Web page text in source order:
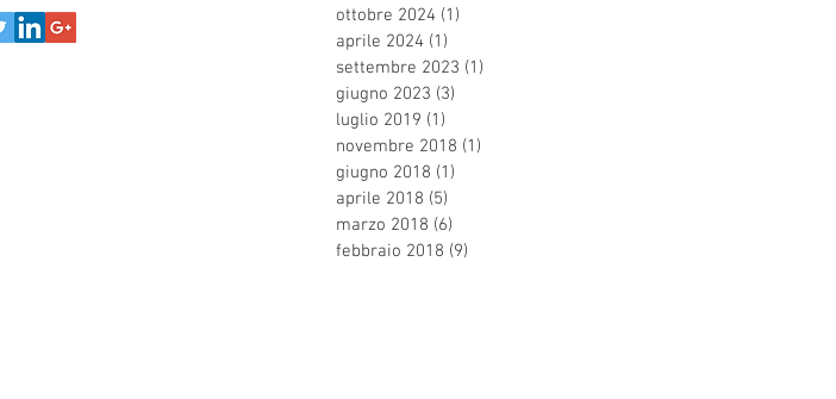
ottobre 2024 (1)
aprile 2024 (1)
settembre 2023 (1)
giugno 2023 (3)
luglio 2019 (1)
novembre 2018 (1)
giugno 2018 (1)
aprile 2018 (5)
marzo 2018 (6)
febbraio 2018 (9)